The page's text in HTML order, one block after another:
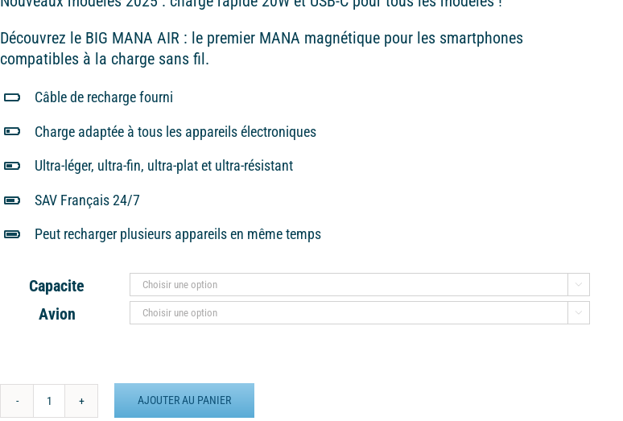
65,00€
Découvrez le BIG MANA AIR : le premier MANA magnétique pour les smartphones
compatibles à la charge sans fil.
Câble de recharge fourni
Charge adaptée à tous les appareils électroniques
Ultra-léger, ultra-fin, ultra-plat et ultra-résistant
SAV Français 24/7
Peut recharger plusieurs appareils en même temps
Capacite 
Avion 
quantité
AJOUTER AU PANIER